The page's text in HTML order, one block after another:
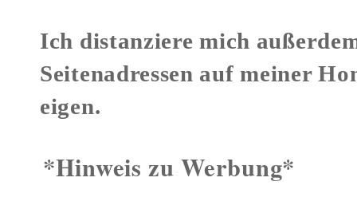
Ich distanziere mich
Seitenadressen auf meiner
eigen.
*Hinweis zu Werbung*